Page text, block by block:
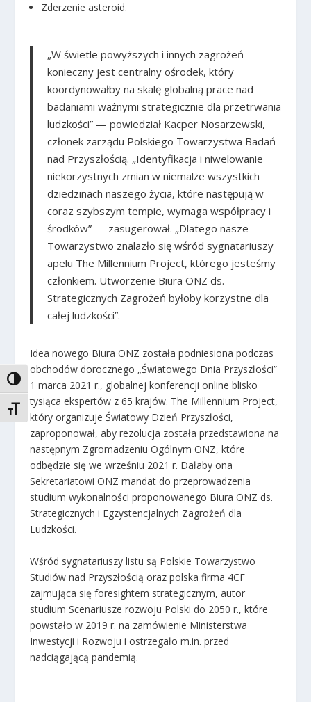
TOGGLE HIGH CONTRAST
TOGGLE FONT SIZE
Zderzenie asteroid.
„W świetle powyższych i innych zagrożeń
konieczny jest centralny ośrodek, który
koordynowałby na skalę globalną prace nad
badaniami ważnymi strategicznie dla przetrwania
ludzkości” — powiedział Kacper Nosarzewski,
członek zarządu Polskiego Towarzystwa Badań
nad Przyszłością. „Identyfikacja i niwelowanie
niekorzystnych zmian w niemalże wszystkich
dziedzinach naszego życia, które następują w
coraz szybszym tempie, wymaga współpracy i
środków” — zasugerował. „Dlatego nasze
Towarzystwo znalazło się wśród sygnatariuszy
apelu The Millennium Project, którego jesteśmy
członkiem. Utworzenie Biura ONZ ds.
Strategicznych Zagrożeń byłoby korzystne dla
całej ludzkości”.
Idea nowego Biura ONZ została podniesiona podczas
obchodów dorocznego „Światowego Dnia Przyszłości”
1 marca 2021 r., globalnej konferencji online blisko
tysiąca ekspertów z 65 krajów. The Millennium Project,
który organizuje Światowy Dzień Przyszłości,
zaproponował, aby rezolucja została przedstawiona na
następnym Zgromadzeniu Ogólnym ONZ, które
odbędzie się we wrześniu 2021 r. Dałaby ona
Sekretariatowi ONZ mandat do przeprowadzenia
studium wykonalności proponowanego Biura ONZ ds.
Strategicznych i Egzystencjalnych Zagrożeń dla
Ludzkości.
Wśród sygnatariuszy listu są Polskie Towarzystwo
Studiów nad Przyszłością oraz polska firma 4CF
zajmująca się foresightem strategicznym, autor
studium Scenariusze rozwoju Polski do 2050 r., które
powstało w 2019 r. na zamówienie Ministerstwa
Inwestycji i Rozwoju i ostrzegało m.in. przed
nadciągającą pandemią.